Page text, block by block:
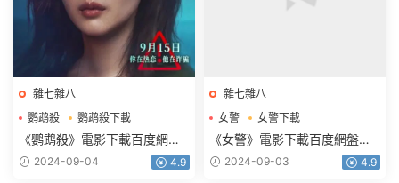
雜七雜八
鹦鹉殺
鹦鹉殺下載
鹦鹉殺電影下載
《鹦鹉殺》電影下載百度網盤
2023_HD國語中字2.16GB
2024-09-04 4.9
雜七雜八
女警
女警下載
女警電影下載
《女警》電影下載百度網盤
HD.720p.韓語中字1.27GB
2024-09-03 4.9